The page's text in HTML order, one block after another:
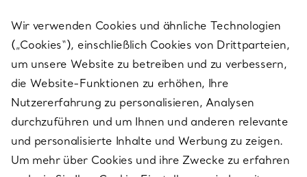
SERVICES
ÜBER TIFFANY & CO.
RECHTLICHE HINWEISE
Wir verwenden Cookies und ähnliche Technologien
(„Cookies“), einschließlich Cookies von Drittparteien,
um unsere Website zu betreiben und zu verbessern,
die Website-Funktionen zu erhöhen, Ihre
Nutzererfahrung zu personalisieren, Analysen
durchzuführen und um Ihnen und anderen relevante
und personalisierte Inhalte und Werbung zu zeigen.
Um mehr über Cookies und ihre Zwecke zu erfahren